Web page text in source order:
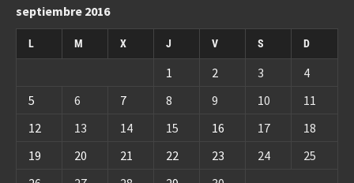
septiembre 2016
L M X J V S D
1 2 3
4
5
6 7 8 9 10
11
12
13 14 15 16 17
18
19
20 21 22 23 24
25